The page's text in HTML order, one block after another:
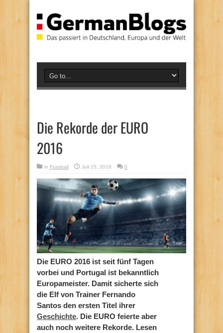
Die Rekorde der EURO
2016
in Fussball Juli 15, 2016 0
Die EURO 2016 ist seit fünf Tagen
vorbei und Portugal ist bekanntlich
Europameister. Damit sicherte sich
die Elf von Trainer Fernando
Santos den ersten Titel ihrer
Geschichte. Die EURO feierte aber
auch noch weitere Rekorde. Lesen